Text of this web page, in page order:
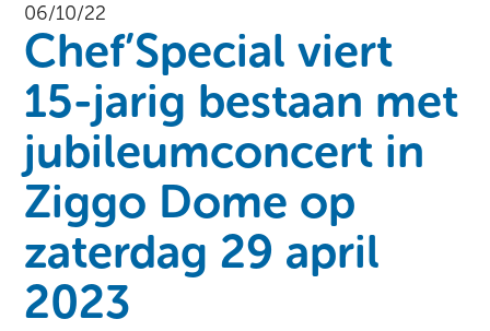
06/10/22
Chef’Special viert
15-jarig bestaan met
jubileumconcert in
Ziggo Dome op
zaterdag 29 april
2023